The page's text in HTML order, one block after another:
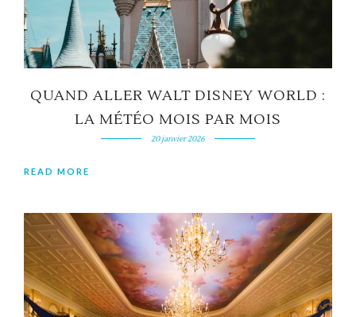
QUAND ALLER WALT DISNEY WORLD :
LA MÉTÉO MOIS PAR MOIS
20 janvier 2026
READ MORE